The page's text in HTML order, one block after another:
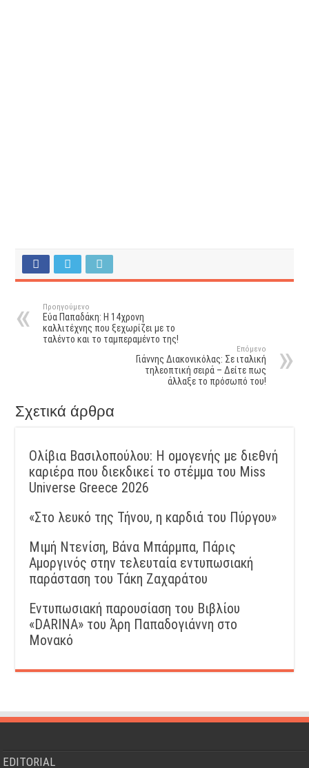
Προηγούμενο
Εύα Παπαδάκη: Η 14χρονη
καλλιτέχνης που ξεχωρίζει με το
ταλέντο και το ταμπεραμέντο της!
Επόμενο
Γιάννης Διακονικόλας: Σε ιταλική
τηλεοπτική σειρά – Δείτε πως
άλλαξε το πρόσωπό του!
Σχετικά άρθρα
Ολίβια Βασιλοπούλου: Η ομογενής με διεθνή
καριέρα που διεκδικεί το στέμμα του Miss
Universe Greece 2026
«Στο λευκό της Τήνου, η καρδιά του Πύργου»
Μιμή Ντενίση, Βάνα Μπάρμπα, Πάρις
Αμοργινός στην τελευταία εντυπωσιακή
παράσταση του Τάκη Ζαχαράτου
Εντυπωσιακή παρουσίαση του Βιβλίου
«DARINA» του Άρη Παπαδογιάννη στο
Μονακό
EDITORIAL